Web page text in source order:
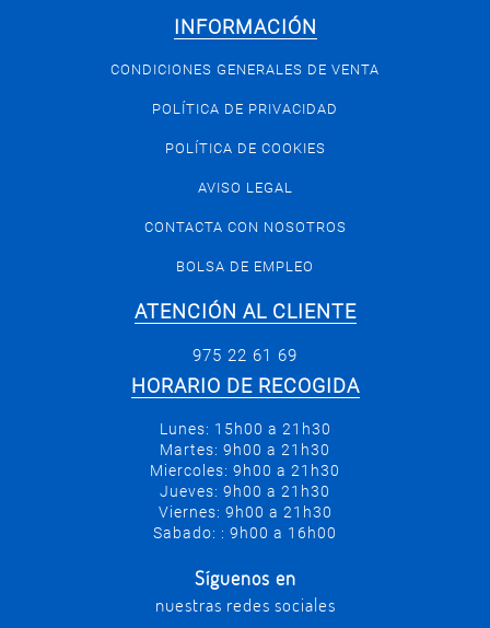
INFORMACIÓN
CONDICIONES GENERALES DE VENTA
POLÍTICA DE PRIVACIDAD
POLÍTICA DE COOKIES
AVISO LEGAL
CONTACTA CON NOSOTROS
BOLSA DE EMPLEO
ATENCIÓN AL CLIENTE
975 22 61 69
HORARIO DE RECOGIDA
Lunes: 15h00 a 21h30
Martes: 9h00 a 21h30
Miercoles: 9h00 a 21h30
Jueves: 9h00 a 21h30
Viernes: 9h00 a 21h30
Sabado: : 9h00 a 16h00
Síguenos en
nuestras redes sociales